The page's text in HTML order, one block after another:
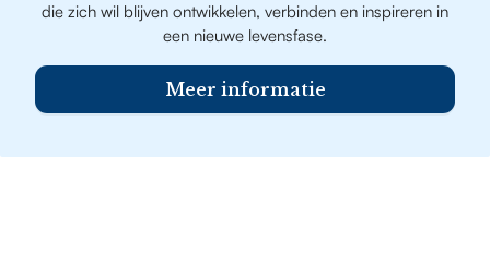
die zich wil blijven ontwikkelen, verbinden en inspireren in
een nieuwe levensfase.
Meer informatie